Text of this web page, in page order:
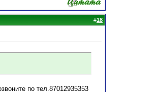
#18
по тел.87012935353